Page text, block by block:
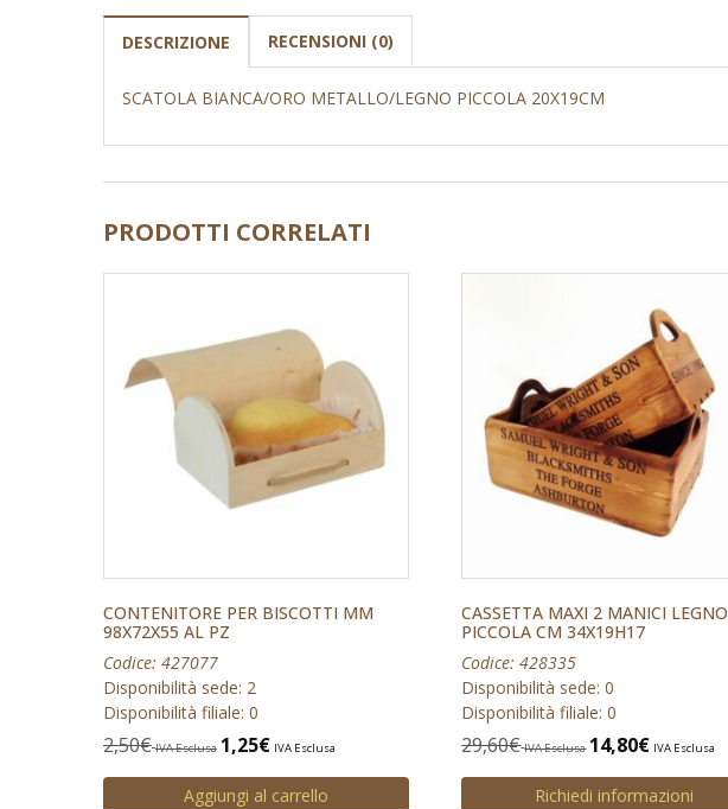
DESCRIZIONE RECENSIONI (0)
SCATOLA BIANCA/ORO METALLO/LEGNO PICCOLA 20X19CM
PRODOTTI CORRELATI
CONTENITORE PER BISCOTTI MM
98X72X55 AL PZ
Codice: 427077
Disponibilità sede: 2
Disponibilità filiale: 0
2,50€ IVA Esclusa 1,25€ IVA Esclusa
Aggiungi al carrello
CASSETTA MAXI 2 MANICI LEGNO
PICCOLA CM 34X19H17
Codice: 428335
Disponibilità sede: 0
Disponibilità filiale: 0
29,60€ IVA Esclusa 14,80€ IVA Esclusa
Richiedi informazioni